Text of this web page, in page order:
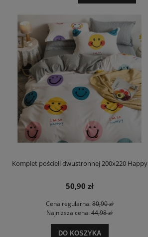
Komplet pościeli dwustronnej 200x220 Happy
50,90 zł
Cena regularna:80,90 zł
Najniższa cena: 44,98 zł
DO KOSZYKA